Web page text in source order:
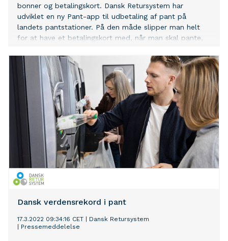
bonner og betalingskort. Dansk Retursystem har
udviklet en ny Pant-app til udbetaling af pant på
landets pantstationer. På den måde slipper man helt
for at have et betalingskort med, når man skal pante,
konto, pant-pengene skal ind på, hvis man panter for
andre eller vil donere til velgørenhed.
Dansk verdensrekord i pant
17.3.2022 09:34:16 CET
Dansk Retursystem
Pressemeddelelse